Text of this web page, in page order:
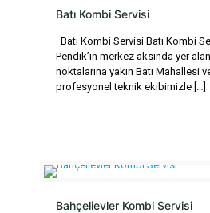
Batı Kombi Servisi
Batı Kombi Servisi Batı Kombi
Pendik’in merkez aksında yer
noktalarına yakın Batı Mahallesi
profesyonel teknik ekibimizle […]
Bahçelievler Kombi Servisi